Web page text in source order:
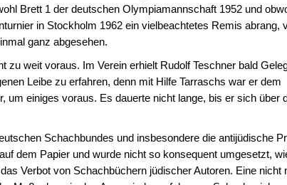
Brett 1 der deutschen Olympiamannschaft 1952 und
in Stockholm 1962 ein vielbeachtetes Remis abrang,
ganz abgesehen.
zu weit voraus. Im Verein erhielt Rudolf Teschner bald
Leibe zu erfahren, denn mit Hilfe Tarraschs war er dem
um einiges voraus. Es dauerte nicht lange, bis er sich über
Schachbundes und insbesondere die antijüdische
dem Papier und wurde nicht so konsequent umgesetzt,
Verbot von Schachbüchern jüdischer Autoren. Eine nicht